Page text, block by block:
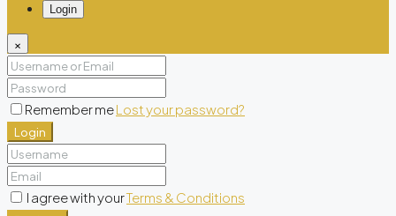
Login
×
Remember meLost your password?
Login
I agree with yourTerms & Conditions